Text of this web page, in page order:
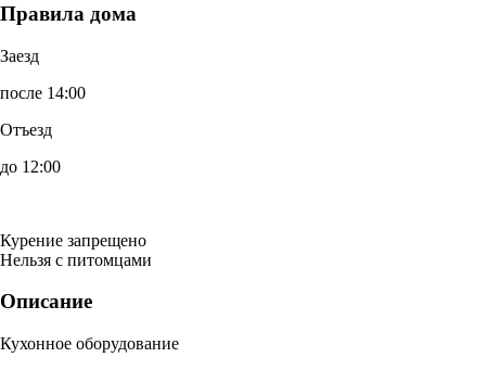
Правила дома
Заезд
после 14:00
Отъезд
до 12:00
Курение запрещено
Нельзя с питомцами
Описание
Кухонное оборудование